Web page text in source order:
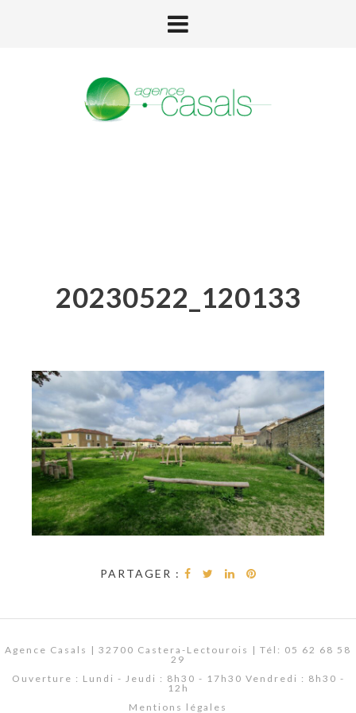
20230522_120133
PARTAGER :
Agence Casals | 32700 Castera-Lectourois | Tél: 05 62 68 58
29
Ouverture : Lundi - Jeudi : 8h30 - 17h30 Vendredi : 8h30 -
12h
Mentions légales